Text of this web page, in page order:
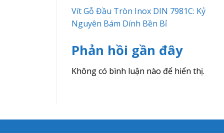
Vít Gỗ Đầu Tròn Inox DIN 7981C: Kỷ
Nguyên Bám Dính Bền Bỉ
Phản hồi gần đây
Không có bình luận nào để hiển thị.